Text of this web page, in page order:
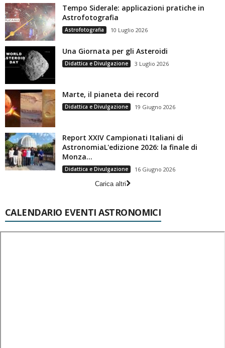
Tempo Siderale: applicazioni pratiche in
Astrofotografia
Astrofotografia 10 Luglio 2026
Una Giornata per gli Asteroidi
Didattica e Divulgazione 3 Luglio 2026
Marte, il pianeta dei record
Didattica e Divulgazione 19 Giugno 2026
Report XXIV Campionati Italiani di
AstronomiaL'edizione 2026: la finale di
Monza...
Didattica e Divulgazione
16 Giugno 2026
Carica altri
CALENDARIO EVENTI ASTRONOMICI